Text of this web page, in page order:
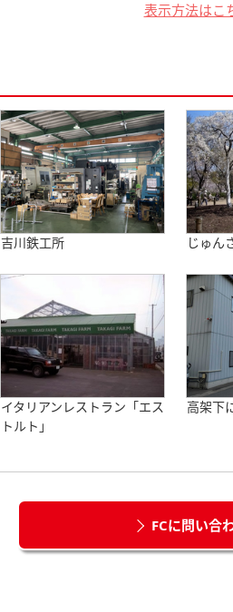
表示方法はこ
吉川鉄工所 じゅん
イタリアンレストラン「エス
トルト」
高架下
FCに問い合